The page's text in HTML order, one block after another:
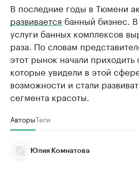
В последние годы в Тюмени
развивается банный бизнес.
услуги банных комплексов
раза. По словам
этот рынок начали приходить
которые увидели в этой
возможности и стали
сегмента красоты.
АвторыТеги
Юлия Комнатова